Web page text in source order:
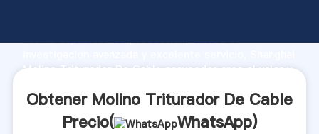
fuerte capacidad de producción, fuerza de
Molino Triturador De Cable proveedor crea el valor y
Obtener Molino Triturador De Cable
Precio(
WhatsApp)